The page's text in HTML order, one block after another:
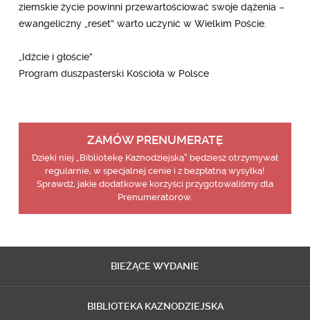
ziemskie życie powinni przewartościować swoje dążenia –
ewangeliczny „reset” warto uczynić w Wielkim Poście.
„Idźcie i głoście”
Program duszpasterski Kościoła w Polsce
ZAMÓW PRENUMERATĘ
Dzięki niej „Bibliotekę Kaznodziejską” będziesz otrzymywał
regularnie, w specjalnej cenie i z bezpłatną wysyłką!
Sprawdź, jakie dodatkowe korzyści przygotowaliśmy dla
Prenumeratorów.
BIEŻĄCE WYDANIE
BIBLIOTEKA KAZNODZIEJSKA